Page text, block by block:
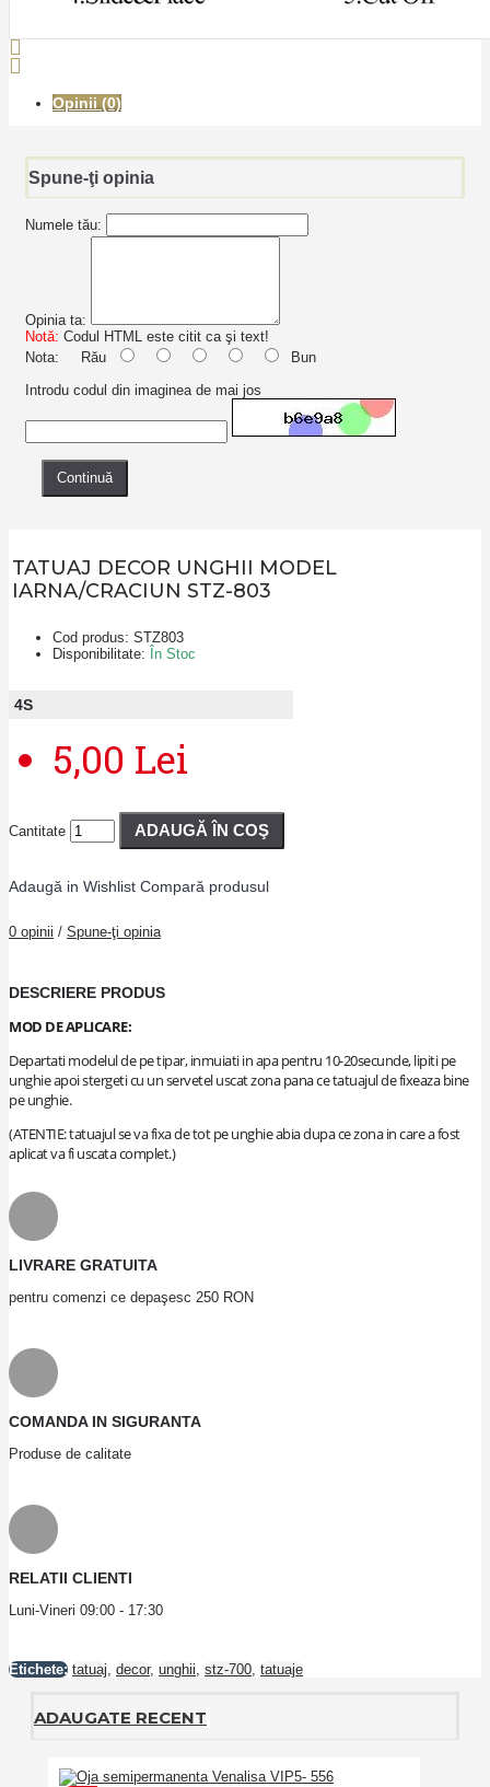
Opinii (0)
Spune-ţi opinia
Numele tău:
Opinia ta:
Notă: Codul HTML este citit ca şi text!
Nota: Rău
Bun
Introdu codul din imaginea de mai jos
Continuă
TATUAJ DECOR UNGHII MODEL
IARNA/CRACIUN STZ-803
Cod produs: STZ803
Disponibilitate: În Stoc
4S
5,00 Lei
Cantitate ADAUGĂ ÎN COŞ
Adaugă in Wishlist Compară produsul
0 opinii / Spune-ţi opinia
DESCRIERE PRODUS
MOD DE APLICARE:
Departati modelul de pe tipar, inmuiati in apa pentru 10-20secunde, lipiti pe
unghie apoi stergeti cu un servetel uscat zona pana ce tatuajul de fixeaza bine
pe unghie.
(ATENTIE: tatuajul se va fixa de tot pe unghie abia dupa ce zona in care a fost
aplicat va fi uscata complet.)
LIVRARE GRATUITA
pentru comenzi ce depaşesc 250 RON
COMANDA IN SIGURANTA
Produse de calitate
RELATII CLIENTI
Luni-Vineri 09:00 - 17:30
Etichete: tatuaj decor, unghii stz-700 tatuaje
ADAUGATE RECENT